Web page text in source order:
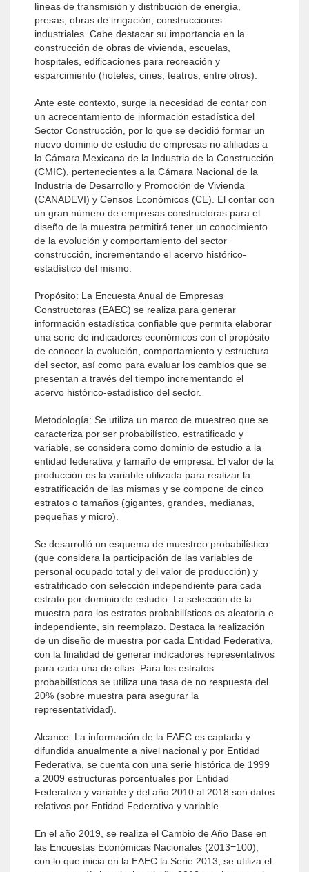
líneas de transmisión y distribución de energía,
presas, obras de irrigación, construcciones
industriales. Cabe destacar su importancia en la
construcción de obras de vivienda, escuelas,
hospitales, edificaciones para recreación y
esparcimiento (hoteles, cines, teatros, entre otros).
Ante este contexto, surge la necesidad de contar con
un acrecentamiento de información estadística del
Sector Construcción, por lo que se decidió formar un
nuevo dominio de estudio de empresas no afiliadas a
la Cámara Mexicana de la Industria de la Construcción
(CMIC), pertenecientes a la Cámara Nacional de la
Industria de Desarrollo y Promoción de Vivienda
(CANADEVI) y Censos Económicos (CE). El contar con
un gran número de empresas constructoras para el
diseño de la muestra permitirá tener un conocimiento
de la evolución y comportamiento del sector
construcción, incrementando el acervo histórico-
estadístico del mismo.
Propósito: La Encuesta Anual de Empresas
Constructoras (EAEC) se realiza para generar
información estadística confiable que permita elaborar
una serie de indicadores económicos con el propósito
de conocer la evolución, comportamiento y estructura
del sector, así como para evaluar los cambios que se
presentan a través del tiempo incrementando el
acervo histórico-estadístico del sector.
Metodología: Se utiliza un marco de muestreo que se
caracteriza por ser probabilístico, estratificado y
variable, se considera como dominio de estudio a la
entidad federativa y tamaño de empresa. El valor de la
producción es la variable utilizada para realizar la
estratificación de las mismas y se compone de cinco
estratos o tamaños (gigantes, grandes, medianas,
pequeñas y micro).
Se desarrolló un esquema de muestreo probabilístico
(que considera la participación de las variables de
personal ocupado total y del valor de producción) y
estratificado con selección independiente para cada
estrato por dominio de estudio. La selección de la
muestra para los estratos probabilísticos es aleatoria e
independiente, sin reemplazo. Destaca la realización
de un diseño de muestra por cada Entidad Federativa,
con la finalidad de generar indicadores representativos
para cada una de ellas. Para los estratos
probabilísticos se utiliza una tasa de no respuesta del
20% (sobre muestra para asegurar la
representatividad).
Alcance: La información de la EAEC es captada y
difundida anualmente a nivel nacional y por Entidad
Federativa, se cuenta con una serie histórica de 1999
a 2009 estructuras porcentuales por Entidad
Federativa y variable y del año 2010 al 2018 son datos
relativos por Entidad Federativa y variable.
En el año 2019, se realiza el Cambio de Año Base en
las Encuestas Económicas Nacionales (2013=100),
con lo que inicia en la EAEC la Serie 2013; se utiliza el